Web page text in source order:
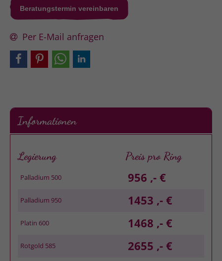
Beratungstermin vereinbaren
Per E-Mail anfragen
Informationen
Legierung Preis pro Ring
Palladium 500 956 ,- €
Palladium 950 1453 ,- €
Platin 600 1468 ,- €
Rotgold 585 2655 ,- €